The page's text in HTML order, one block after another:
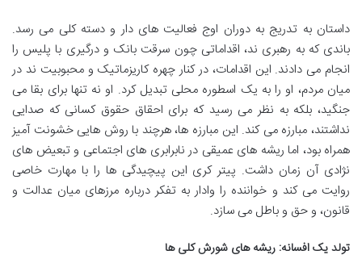
داستان به تدریج به دوران اوج فعالیت های دار و دسته کلی می رسد.
باندی که به رهبری ند، اقداماتی چون سرقت بانک و درگیری با پلیس را
انجام می دادند. این اقدامات، در کنار چهره کاریزماتیک و محبوبیت ند در
میان مردم، او را به یک اسطوره محلی تبدیل کرد. او نه تنها برای بقا می
جنگید، بلکه به نظر می رسید که برای احقاق حقوق کسانی که صدایی
نداشتند، مبارزه می کند. این مبارزه ها، هرچند با روش هایی خشونت آمیز
همراه بود، اما ریشه های عمیقی در نابرابری های اجتماعی و تبعیض های
نژادی آن زمان داشت. پیتر کری این پیچیدگی ها را با مهارت خاصی
روایت می کند و خواننده را وادار به تفکر درباره مرزهای میان عدالت و
قانون، و حق و باطل می سازد.
تولد یک افسانه: ریشه های شورش کلی ها